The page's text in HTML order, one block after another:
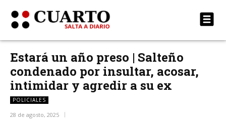
Estará un año preso | Salteño
condenado por insultar, acosar,
intimidar y agredir a su ex
POLICIALES
28 de agosto, 2025